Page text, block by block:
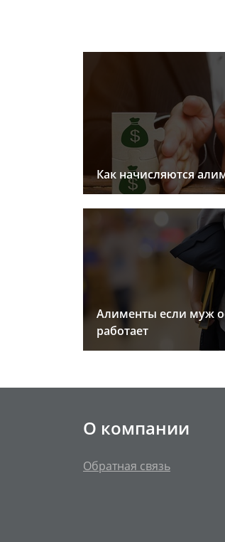
Как начисляются
Алименты если муж
работает
О компании
Обратная связь